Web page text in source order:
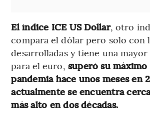
El índice ICE US Dollar, otro
compara el dólar pero solo con
desarrolladas y tiene una
para el euro, superó su máximo
pandemia hace unos meses en
actualmente se encuentra
más alto en dos décadas.